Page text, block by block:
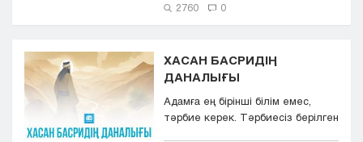
2760 0
ХАСАН БАСРИДІҢ
ДАНАЛЫҒЫ
Адамға ең бірінші білім емес,
тәрбие керек. Тәрбиесіз берілген